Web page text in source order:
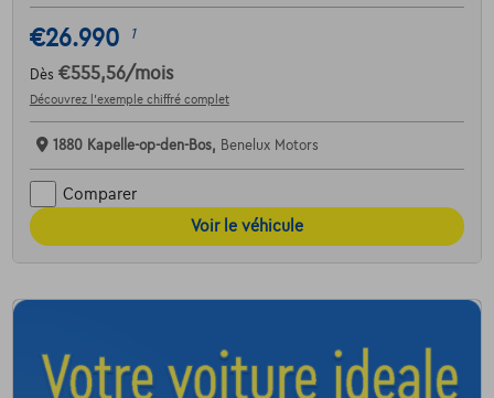
€26.990 1
Dès €555,56/mois
Découvrez l’exemple chiffré complet
1880 Kapelle-op-den-Bos, Benelux Motors
Comparer
Voir le véhicule